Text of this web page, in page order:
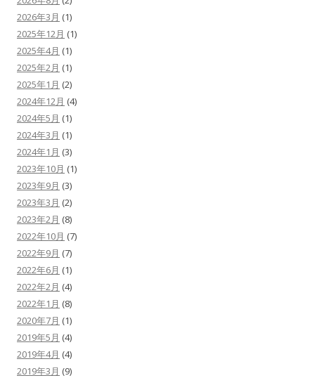
2026年3月 (1)
2025年12月 (1)
2025年4月 (1)
2025年2月 (1)
2025年1月 (2)
2024年12月 (4)
2024年5月 (1)
2024年3月 (1)
2024年1月 (3)
2023年10月 (1)
2023年9月 (3)
2023年3月 (2)
2023年2月 (8)
2022年10月 (7)
2022年9月 (7)
2022年6月 (1)
2022年2月 (4)
2022年1月 (8)
2020年7月 (1)
2019年5月 (4)
2019年4月 (4)
2019年3月 (9)